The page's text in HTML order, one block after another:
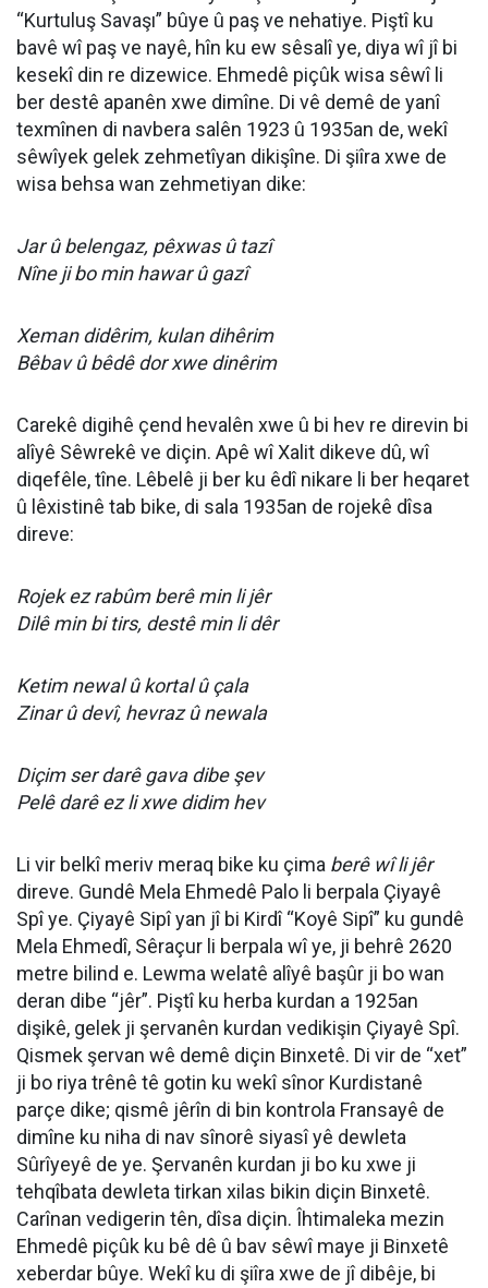
“Kurtuluş Savaşı” bûye û paş ve nehatiye. Piştî ku
bavê wî paş ve nayê, hîn ku ew sêsalî ye, diya wî jî bi
kesekî din re dizewice. Ehmedê piçûk wisa sêwî li
ber destê apanên xwe dimîne. Di vê demê de yanî
texmînen di navbera salên 1923 û 1935an de, wekî
sêwîyek gelek zehmetîyan dikişîne. Di şiîra xwe de
wisa behsa wan zehmetiyan dike:
Jar û belengaz, pêxwas û tazî
Nîne ji bo min hawar û gazî
Xeman didêrim, kulan dihêrim
Bêbav û bêdê dor xwe dinêrim
Carekê digihê çend hevalên xwe û bi hev re direvin bi
alîyê Sêwrekê ve diçin. Apê wî Xalit dikeve dû, wî
diqefêle, tîne. Lêbelê ji ber ku êdî nikare li ber heqaret
û lêxistinê tab bike, di sala 1935an de rojekê dîsa
direve:
Rojek ez rabûm berê min li jêr
Dilê min bi tirs, destê min li dêr
Ketim newal û kortal û çala
Zinar û devî, hevraz û newala
Diçim ser darê gava dibe şev
Pelê darê ez li xwe didim hev
Li vir belkî meriv meraq bike ku çima berê wî li jêr
direve. Gundê Mela Ehmedê Palo li berpala Çiyayê
Spî ye. Çiyayê Sipî yan jî bi Kirdî “Koyê Sipî” ku gundê
Mela Ehmedî, Sêraçur li berpala wî ye, ji behrê 2620
metre bilind e. Lewma welatê alîyê başûr ji bo wan
deran dibe “jêr”. Piştî ku herba kurdan a 1925an
dişikê, gelek ji şervanên kurdan vedikişin Çiyayê Spî.
Qismek şervan wê demê diçin Binxetê. Di vir de “xet”
ji bo riya trênê tê gotin ku wekî sînor Kurdistanê
parçe dike; qismê jêrîn di bin kontrola Fransayê de
dimîne ku niha di nav sînorê siyasî yê dewleta
Sûrîyeyê de ye. Şervanên kurdan ji bo ku xwe ji
tehqîbata dewleta tirkan xilas bikin diçin Binxetê.
Carînan vedigerin tên, dîsa diçin. Îhtimaleka mezin
Ehmedê piçûk ku bê dê û bav sêwî maye ji Binxetê
xeberdar bûye. Wekî ku di şiîra xwe de jî dibêje, bi